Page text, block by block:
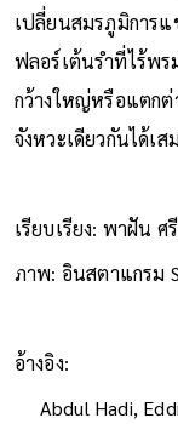
แต่เธอเปลี่ยนวิธีที่
เปลี่ยนสมรภูมิการแ
ฟลอร์เต้นรำที่ไร้พร
กว้างใหญ่หรือแตกต่
เรียบเรียง: พาฝัน ศรี